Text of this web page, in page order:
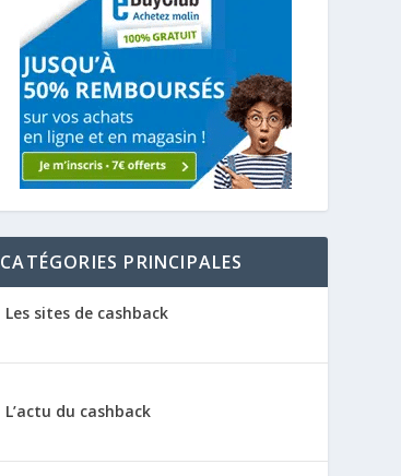
CATÉGORIES PRINCIPALES
Les sites de cashback
L’actu du cashback